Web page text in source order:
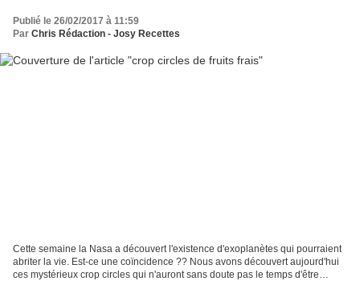
Publié le 26/02/2017 à 11:59
Par Chris Rédaction - Josy Recettes
Cette semaine la Nasa a découvert l'existence d'exoplanètes qui pourraient
abriter la vie. Est-ce une coïncidence ?? Nous avons découvert aujourd'hui
ces mystérieux crop circles qui n'auront sans doute pas le temps d'être